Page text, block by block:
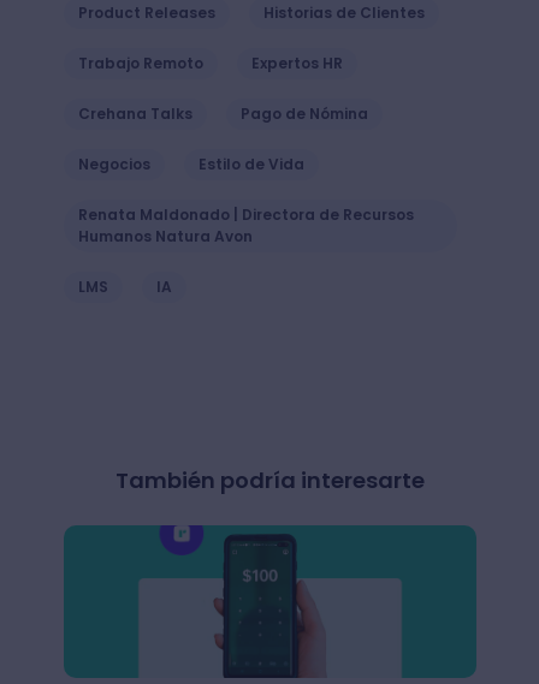
Product Releases Historias de Clientes
Trabajo Remoto Expertos HR
Crehana Talks Pago de Nómina
Negocios Estilo de Vida
Renata Maldonado | Directora de Recursos
Humanos Natura Avon
LMS IA
También podría interesarte